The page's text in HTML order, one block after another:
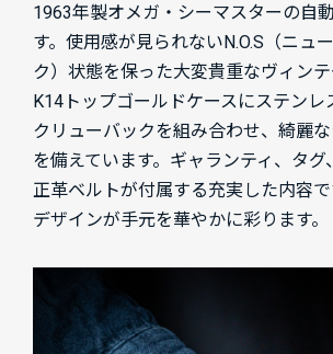
1963年製オメガ・シーマスターの自
す。使用感が見られないN.O.S（ニュ
ク）状態を保った大変貴重なヴィンテ
K14トップゴールドケースにステンレ
クリューバックを組み合わせ、綺麗
を備えています。ギャランティ、タグ
正革ベルトが付属する充実した内容
デザインが手元を華やかに彩ります。